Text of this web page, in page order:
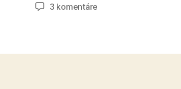
3 komentáre
zázrakom